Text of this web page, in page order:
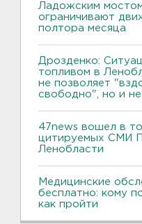
Ладожским
ограничивают
полтора месяца
Дрозденко:
топливом в
не позволяет
свободно", но и
47news вошел в
цитируемых СМИ
Ленобласти
Медицинские
бесплатно: кому
как пройти